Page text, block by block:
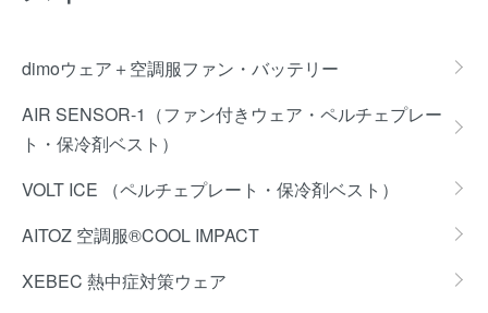
グループ一覧
dimoウェア＋空調服ファン・バッテリー
AIR SENSOR-1（ファン付きウェア・ペルチェプレー
ト・保冷剤ベスト）
VOLT ICE （ペルチェプレート・保冷剤ベスト）
AITOZ 空調服®COOL IMPACT
XEBEC 熱中症対策ウェア